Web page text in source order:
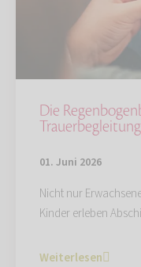
Die
01. Juni 2026
Nicht nur
Kinder erleben
Weiterlesen